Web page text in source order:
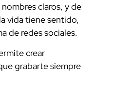
claros, y de
vida tiene sentido,
de redes sociales.
crear
grabarte siempre